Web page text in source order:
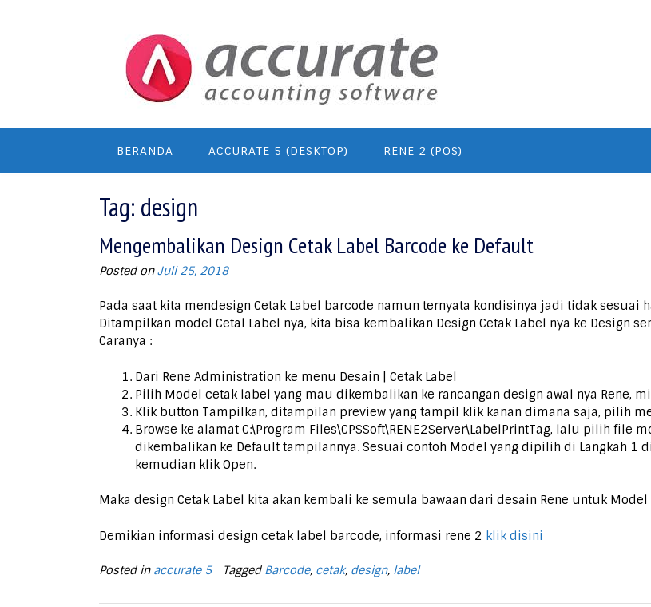
BERANDA ACCURATE 5 (DESKTOP) RENE 2 (POS)
Tag: design
Mengembalikan Design Cetak Label Barcode ke Default
Posted onJuli 25, 2018
Pada saat kita mendesign Cetak Label barcode namun ternyata kondisinya jadi tidak
Ditampilkan model Cetal Label nya, kita bisa kembalikan Design Cetak Label nya ke Design
Caranya :
Dari Rene Administration ke menu Desain | Cetak Label
Pilih Model cetak label yang mau dikembalikan ke rancangan design awal nya Rene,
Klik button Tampilkan, ditampilan preview yang tampil klik kanan dimana saja, pilih
Browse ke alamat C:\Program Files\CPSSoft\RENE2Server\LabelPrintTag, lalu pilih file
dikembalikan ke Default tampilannya. Sesuai contoh Model yang dipilih di Langkah 1
kemudian klik Open.
Maka design Cetak Label kita akan kembali ke semula bawaan dari desain Rene untuk Model
Demikian informasi design cetak label barcode, informasi rene 2 klik disini
Posted in accurate 5 Tagged Barcode, cetak, design, label